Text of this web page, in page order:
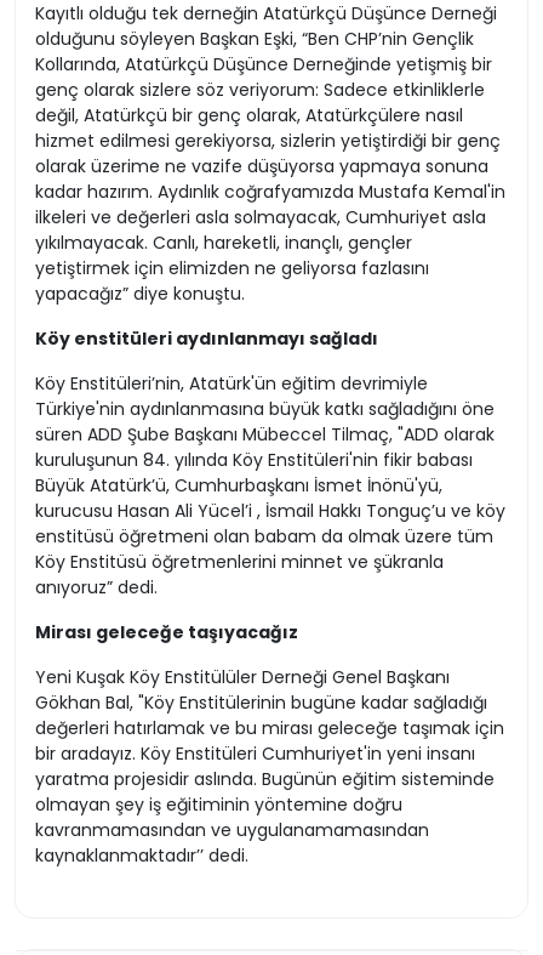
Kayıtlı olduğu tek derneğin Atatürkçü Düşünce Derneği
olduğunu söyleyen Başkan Eşki, “Ben CHP’nin Gençlik
Kollarında, Atatürkçü Düşünce Derneğinde yetişmiş bir
genç olarak sizlere söz veriyorum: Sadece etkinliklerle
değil, Atatürkçü bir genç olarak, Atatürkçülere nasıl
hizmet edilmesi gerekiyorsa, sizlerin yetiştirdiği bir genç
olarak üzerime ne vazife düşüyorsa yapmaya sonuna
kadar hazırım. Aydınlık coğrafyamızda Mustafa Kemal'in
ilkeleri ve değerleri asla solmayacak, Cumhuriyet asla
yıkılmayacak. Canlı, hareketli, inançlı, gençler
yetiştirmek için elimizden ne geliyorsa fazlasını
yapacağız” diye konuştu.
Köy enstitüleri aydınlanmayı sağladı
Köy Enstitüleri’nin, Atatürk'ün eğitim devrimiyle
Türkiye'nin aydınlanmasına büyük katkı sağladığını öne
süren ADD Şube Başkanı Mübeccel Tilmaç, "ADD olarak
kuruluşunun 84. yılında Köy Enstitüleri'nin fikir babası
Büyük Atatürk’ü, Cumhurbaşkanı İsmet İnönü'yü,
kurucusu Hasan Ali Yücel’i , İsmail Hakkı Tonguç’u ve köy
enstitüsü öğretmeni olan babam da olmak üzere tüm
Köy Enstitüsü öğretmenlerini minnet ve şükranla
anıyoruz” dedi.
Mirası geleceğe taşıyacağız
Yeni Kuşak Köy Enstitülüler Derneği Genel Başkanı
Gökhan Bal, "Köy Enstitülerinin bugüne kadar sağladığı
değerleri hatırlamak ve bu mirası geleceğe taşımak için
bir aradayız. Köy Enstitüleri Cumhuriyet'in yeni insanı
yaratma projesidir aslında. Bugünün eğitim sisteminde
olmayan şey iş eğitiminin yöntemine doğru
kavranmamasından ve uygulanamamasından
kaynaklanmaktadır’’ dedi.